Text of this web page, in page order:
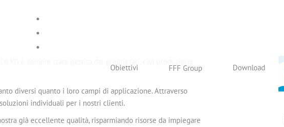
Obiettivi FFF Group Download
diversi quanto i loro campi di applicazione. Attraverso
individuali per i nostri clienti.
già eccellente qualità, risparmiando risorse da impiegare